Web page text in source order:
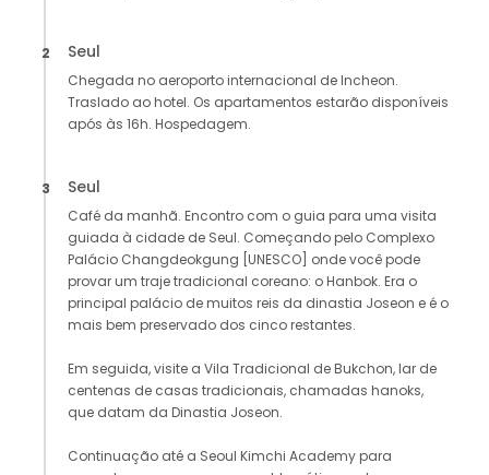
2 Seul
Chegada no aeroporto internacional de Incheon.
Traslado ao hotel. Os apartamentos estarão disponíveis
após às 16h. Hospedagem.
3 Seul
Café da manhã. Encontro com o guia para uma visita
guiada à cidade de Seul. Começando pelo Complexo
Palácio Changdeokgung [UNESCO] onde você pode
provar um traje tradicional coreano: o Hanbok. Era o
principal palácio de muitos reis da dinastia Joseon e é o
mais bem preservado dos cinco restantes.
Em seguida, visite a Vila Tradicional de Bukchon, lar de
centenas de casas tradicionais, chamadas hanoks,
que datam da Dinastia Joseon.
Continuação até a Seoul Kimchi Academy para